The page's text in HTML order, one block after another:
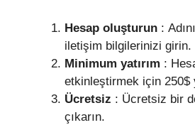
Hesap oluşturun :
iletişim bilgilerinizi girin.
Minimum yatırım :
etkinleştirmek için 250$
Ücretsiz : Ücretsiz bir
çıkarın.